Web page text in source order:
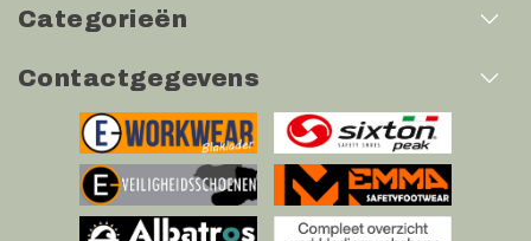
Categorieën
Contactgegevens